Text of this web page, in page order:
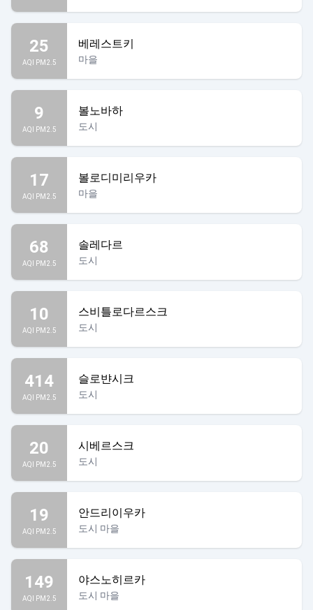
25
AQI PM2.5
베레스트키
마을
9
AQI PM2.5
볼노바하
도시
17
AQI PM2.5
볼로디미리우카
마을
68
AQI PM2.5
솔레다르
도시
10
AQI PM2.5
스비틀로다르스크
도시
414
AQI PM2.5
슬로뱐시크
도시
20
AQI PM2.5
시베르스크
도시
19
AQI PM2.5
안드리이우카
도시 마을
149
AQI PM2.5
야스노히르카
도시 마을